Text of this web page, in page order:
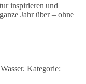
inspirieren und
Jahr über – ohne
Kategorie: